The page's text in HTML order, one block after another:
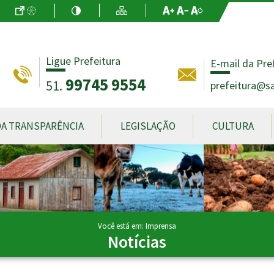
Ir para o Conteúdo
AcessibilidadeAlto ContrasteMapa do Site Aumentar
Diminuir
Fonte Original
Ligue Prefeitura
51. 99745 9554
E-mail da
TRANSPARÊNCIA LEGISLAÇÃO CULTURA
Você está em: Imprensa
Notícias